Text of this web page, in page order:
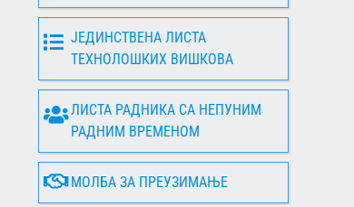
ЈЕДИНСТВЕНА ЛИСТА
ТЕХНОЛОШКИХ ВИШКОВА
ЛИСТА РАДНИКА СА НЕПУНИМ
РАДНИМ ВРЕМЕНОМ
МОЛБА ЗА ПРЕУЗИМАЊЕ